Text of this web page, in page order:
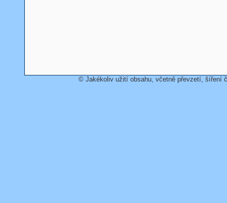
© Jakékoliv užití obsahu, včetně převzetí, šíření